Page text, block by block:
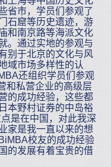
省市，学员们参观了
石窟等历史遗迹，游
和南京路等海派文化
。通过实地的参观与
别于北京的文化与风
域市场多样性的认
还组织学员们参观
和私营企业的高级层
的成功经验，这些都
本野村证券的中岛裕
是在中国，对此我深
家是我一直以来的想
校友的成功经验
的发展有着宝贵的借